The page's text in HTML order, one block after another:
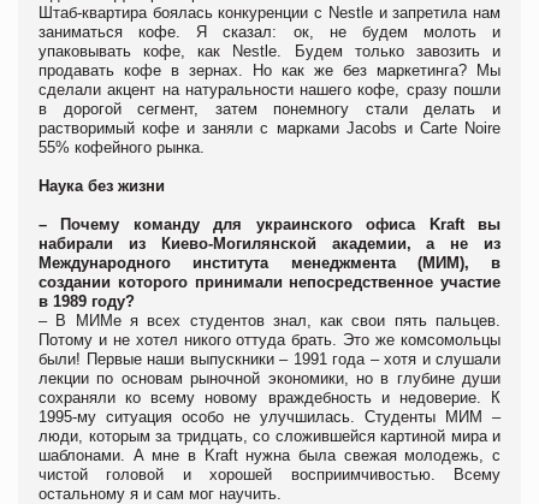
Штаб-квартира боялась конкуренции с Nestle и запретила нам
заниматься кофе. Я сказал: ок, не будем молоть и
упаковывать кофе, как Nestle. Будем только завозить и
продавать кофе в зернах. Но как же без маркетинга? Мы
сделали акцент на натуральности нашего кофе, сразу пошли
в дорогой сегмент, затем понемногу стали делать и
растворимый кофе и заняли с марками Jacobs и Carte Noire
55% кофейного рынка.
Наука без жизни
– Почему команду для украинского офиса Kraft вы
набирали из Киево-Могилянской академии, а не из
Международного института менеджмента (МИМ), в
создании которого принимали непосредственное участие
в 1989 году?
– В МИМе я всех студентов знал, как свои пять пальцев.
Потому и не хотел никого оттуда брать. Это же комсомольцы
были! Первые наши выпускники – 1991 года – хотя и слушали
лекции по основам рыночной экономики, но в глубине души
сохраняли ко всему новому враждебность и недоверие. К
1995-му ситуация особо не улучшилась. Студенты МИМ –
люди, которым за тридцать, со сложившейся картиной мира и
шаблонами. А мне в Kraft нужна была свежая молодежь, с
чистой головой и хорошей восприимчивостью. Всему
остальному я и сам мог научить.